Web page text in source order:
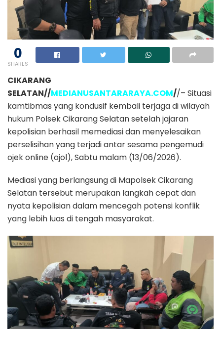
0
SHARES
CIKARANG
SELATAN//MEDIANUSANTARARAYA.COM//– Situasi
kamtibmas yang kondusif kembali terjaga di wilayah
hukum Polsek Cikarang Selatan setelah jajaran
kepolisian berhasil memediasi dan menyelesaikan
perselisihan yang terjadi antar sesama pengemudi
ojek online (ojol), Sabtu malam (13/06/2026).
Mediasi yang berlangsung di Mapolsek Cikarang
Selatan tersebut merupakan langkah cepat dan
nyata kepolisian dalam mencegah potensi konflik
yang lebih luas di tengah masyarakat.